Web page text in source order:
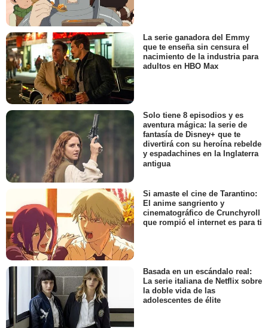
La serie ganadora del Emmy
que te enseña sin censura el
nacimiento de la industria para
adultos en HBO Max
Solo tiene 8 episodios y es
aventura mágica: la serie de
fantasía de Disney+ que te
divertirá con su heroína rebelde
y espadachines en la Inglaterra
antigua
Si amaste el cine de Tarantino:
El anime sangriento y
cinematográfico de Crunchyroll
que rompió el internet es para ti
Basada en un escándalo real:
La serie italiana de Netflix sobre
la doble vida de las
adolescentes de élite